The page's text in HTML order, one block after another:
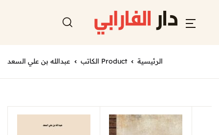
الرئيسية Product الكاتب عبدالله بن علي السعد